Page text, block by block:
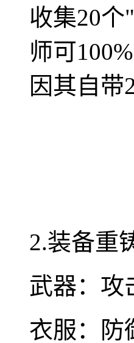
收集20
师可
因其自带
2.装备重
武器：攻
衣服：防